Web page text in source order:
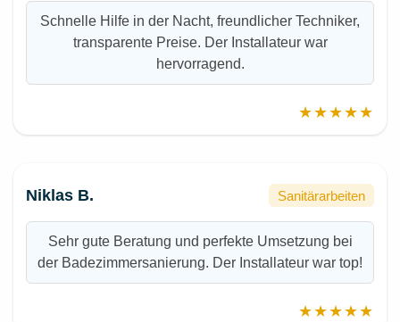
Schnelle Hilfe in der Nacht, freundlicher Techniker,
transparente Preise. Der Installateur war
hervorragend.
★★★★★
Niklas B. Sanitärarbeiten
Sehr gute Beratung und perfekte Umsetzung bei
der Badezimmersanierung. Der Installateur war top!
★★★★★